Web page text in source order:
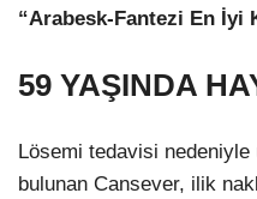
“Arabesk-Fantezi En İyi
59 YAŞINDA
Lösemi tedavisi nedeniyle
bulunan Cansever, ilik